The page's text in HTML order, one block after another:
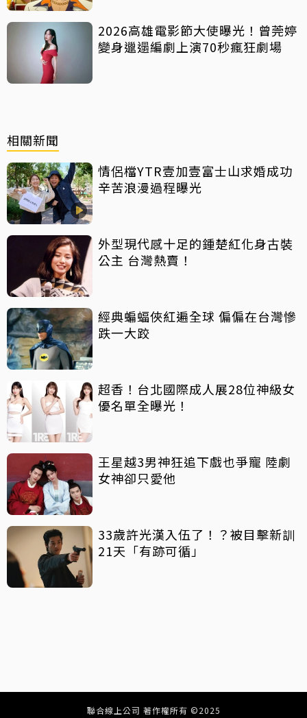
2026高雄電影節大使曝光！曾莞婷
變身邋遢編劇上演70秒瘋狂劇場
相關新聞
情侶檔YTR壹加壹富士山求婚成功
辛苦浪漫過程曝光
外型現代感十足的鍾楚紅化身古裝
公主 台灣熱賣！
經典蝙蝠俠紅遍全球 偏偏在台灣慘
跌一大跤
超香！台北國際成人展28位神級女
優名單全曝光！
王星越3男神狂追下戲也爭寵 陸劇
女神卻只愛他
33歲許光漢入伍了！？被目擊新訓
21天「有跡可循」
聯合線上公司 著作權所有 ©2025